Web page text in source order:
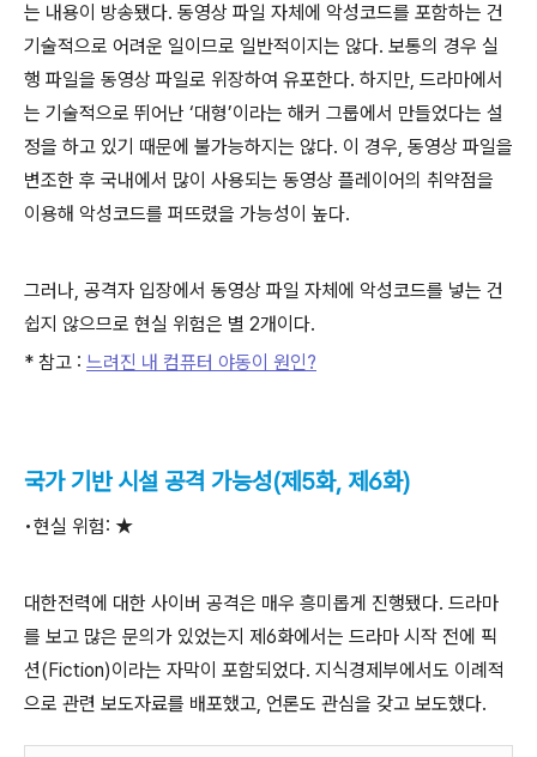
는 내용이 방송됐다. 동영상 파일 자체에 악성코드를 포함하는 건
기술적으로 어려운 일이므로 일반적이지는 않다. 보통의 경우 실
행 파일을 동영상 파일로 위장하여 유포한다. 하지만, 드라마에서
는 기술적으로 뛰어난 ‘대형’이라는 해커 그룹에서 만들었다는 설
정을 하고 있기 때문에 불가능하지는 않다. 이 경우, 동영상 파일을
변조한 후 국내에서 많이 사용되는 동영상 플레이어의 취약점을
이용해 악성코드를 퍼뜨렸을 가능성이 높다.
그러나, 공격자 입장에서 동영상 파일 자체에 악성코드를 넣는 건
쉽지 않으므로 현실 위험은 별 2개이다.
* 참고 : 느려진 내 컴퓨터 야동이 원인?
국가 기반 시설 공격 가능성(제5화, 제6화)
•현실 위험: ★
대한전력에 대한 사이버 공격은 매우 흥미롭게 진행됐다. 드라마
를 보고 많은 문의가 있었는지 제6화에서는 드라마 시작 전에 픽
션(Fiction)이라는 자막이 포함되었다. 지식경제부에서도 이례적
으로 관련 보도자료를 배포했고, 언론도 관심을 갖고 보도했다.